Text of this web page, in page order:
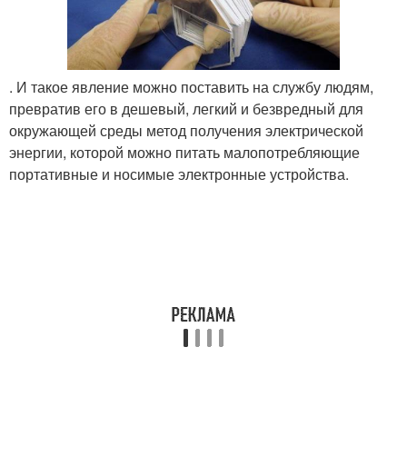
. И такое явление можно поставить на службу людям,
превратив его в дешевый, легкий и безвредный для
окружающей среды метод получения электрической
энергии, которой можно питать малопотребляющие
портативные и носимые электронные устройства.